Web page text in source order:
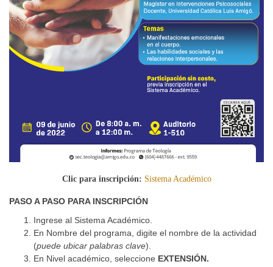
Clic para inscripción: Sistema Académico
PASO A PASO PARA INSCRIPCIÓN
Ingrese al Sistema Académico.
En Nombre del programa, digite el nombre de la actividad
(puede ubicar palabras clave).
En Nivel académico, seleccione EXTENSIÓN.